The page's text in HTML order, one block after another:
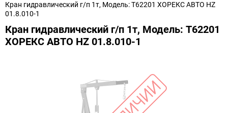
Кран гидравлический г/п 1т, Модель: T62201 ХОРЕКС АВТО HZ
01.8.010-1
Кран гидравлический г/п 1т, Модель: T62201
ХОРЕКС АВТО HZ 01.8.010-1